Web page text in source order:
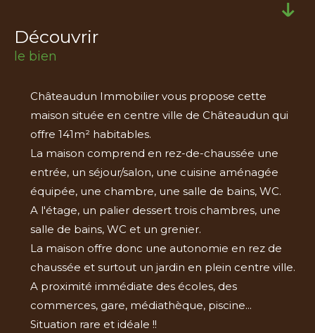
découvrir
le bien
Châteaudun Immobilier vous propose cette
maison située en centre ville de Châteaudun qui
offre 141m² habitables.
La maison comprend en rez-de-chaussée une
entrée, un séjour/salon, une cuisine aménagée
équipée, une chambre, une salle de bains, WC.
A l'étage, un palier dessert trois chambres, une
salle de bains, WC et un grenier.
La maison offre donc une autonomie en rez de
chaussée et surtout un jardin en plein centre ville.
A proximité immédiate des écoles, des
commerces, gare, médiathèque, piscine...
Situation rare et idéale !!